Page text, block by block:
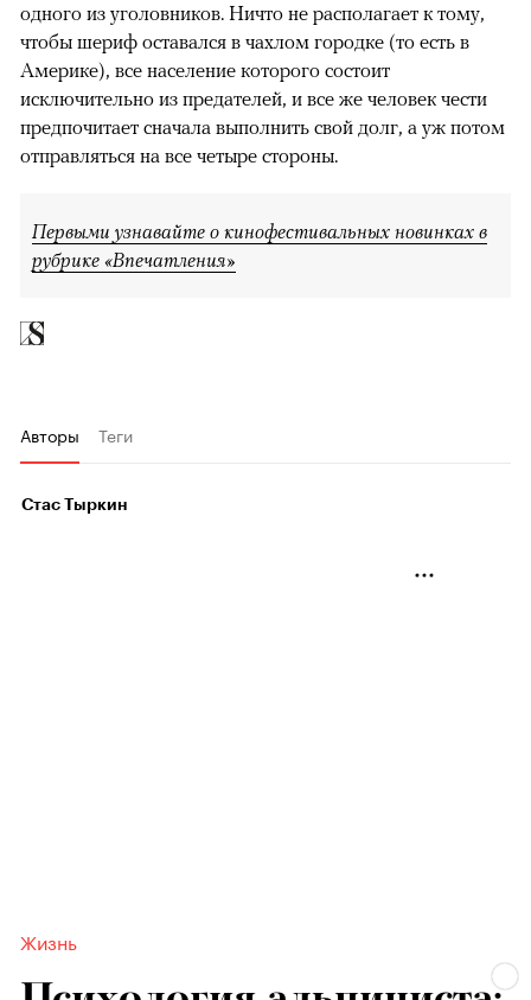
одного из уголовников. Ничто не располагает к тому,
чтобы шериф оставался в чахлом городке (то есть в
Америке), все население которого состоит
исключительно из предателей, и все же человек чести
предпочитает сначала выполнить свой долг, а уж потом
отправляться на все четыре стороны.
Первыми узнавайте о кинофестивальных новинках в
рубрике «Впечатления»
Авторы Теги
Стас Тыркин
Жизнь